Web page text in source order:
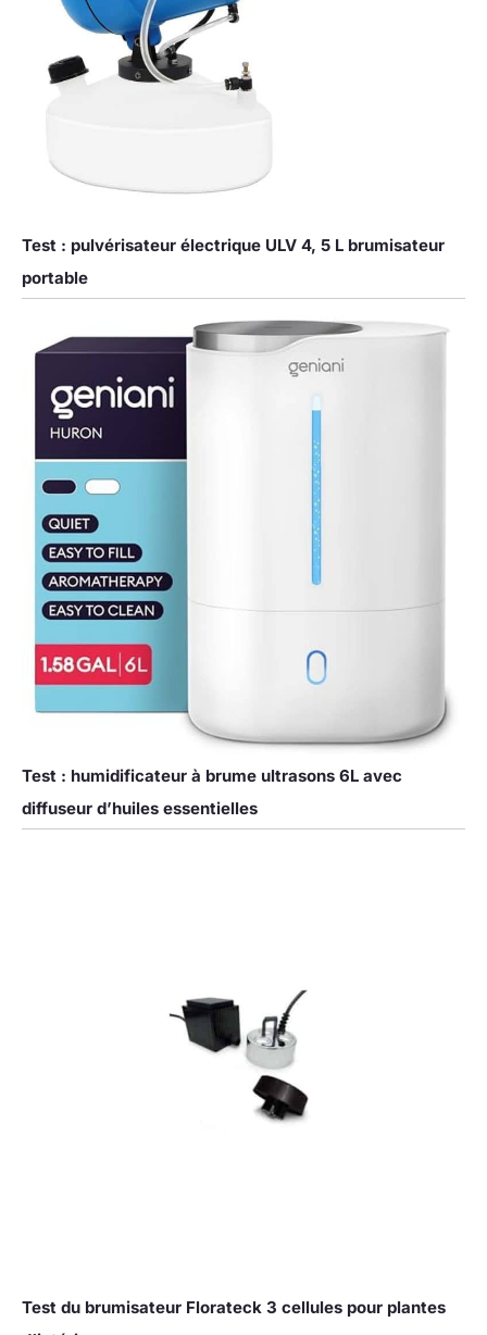
Test : pulvérisateur électrique ULV 4, 5 L brumisateur
portable
Test : humidificateur à brume ultrasons 6L avec
diffuseur d’huiles essentielles
Test du brumisateur Florateck 3 cellules pour plantes